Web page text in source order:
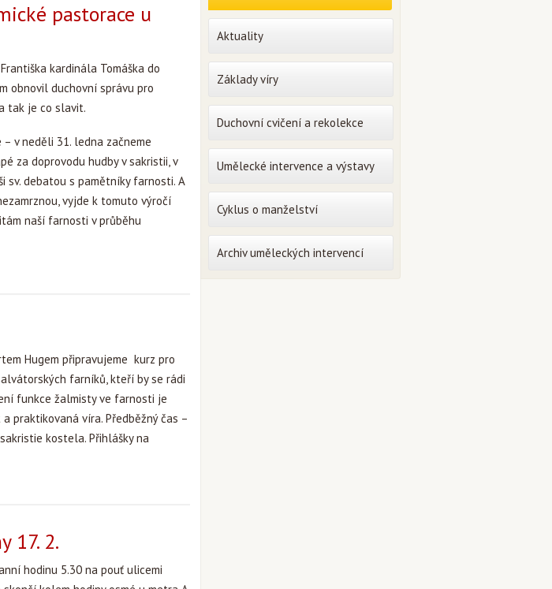
pastorace u
kardinála Tomáška do
obnovil duchovní správu pro
tak je co slavit.
v neděli 31. ledna začneme
za doprovodu hudby v sakristii, v
sv. debatou s pamětníky farnosti. A
vyjde k tomuto výročí
naší farnosti v průběhu
Hugem připravujeme kurz pro
farníků, kteří by se rádi
funkce žalmisty ve farnosti je
praktikovaná víra. Předběžný čas –
kostela. Přihlášky na
17. 2.
hodinu 5.30 na pouť ulicemi
Aktuality
Základy víry
Duchovní cvičení a rekolekce
Umělecké intervence a výstavy
Cyklus o manželství
Archiv uměleckých intervencí